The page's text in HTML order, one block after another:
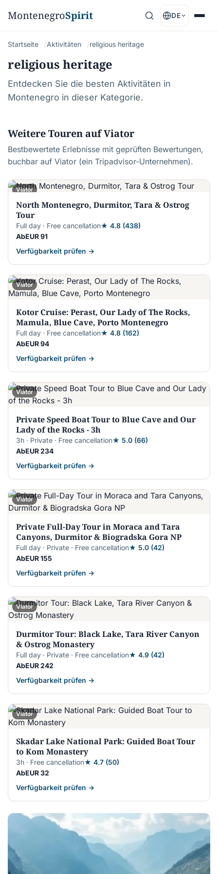
MontenegroSpirit DE
Startseite Aktivitäten religious heritage
religious heritage
Entdecken Sie die besten Aktivitäten in
Montenegro in dieser Kategorie.
Weitere Touren auf Viator
Bestbewertete Erlebnisse mit geprüften Bewertungen,
buchbar auf Viator (ein Tripadvisor-Unternehmen).
Viator
North Montenegro, Durmitor, Tara & Ostrog
Tour
Full day · Free cancellation★ 4.8 (438)
AbEUR 91
Verfügbarkeit prüfen →
Viator
Kotor Cruise: Perast, Our Lady of The Rocks,
Mamula, Blue Cave, Porto Montenegro
Full day · Free cancellation★ 4.8 (162)
AbEUR 94
Verfügbarkeit prüfen →
Viator
Private Speed Boat Tour to Blue Cave and Our
Lady of the Rocks - 3h
3h · Private · Free cancellation★ 5.0 (66)
AbEUR 234
Verfügbarkeit prüfen →
Viator
Private Full-Day Tour in Moraca and Tara
Canyons, Durmitor & Biogradska Gora NP
Full day · Private · Free cancellation★ 5.0 (42)
AbEUR 155
Verfügbarkeit prüfen →
Viator
Durmitor Tour: Black Lake, Tara River Canyon
& Ostrog Monastery
Full day · Private · Free cancellation★ 4.9 (42)
AbEUR 242
Verfügbarkeit prüfen →
Viator
Skadar Lake National Park: Guided Boat Tour
to Kom Monastery
3h · Free cancellation★ 4.7 (50)
AbEUR 32
Verfügbarkeit prüfen →